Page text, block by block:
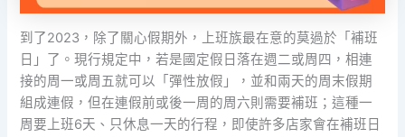
到了2023，除了關心假期外，上班族最在意的莫過於「補班
日」了。現行規定中，若是國定假日落在週二或周四，相連
接的周一或周五就可以「彈性放假」，並和兩天的周末假期
組成連假，但在連假前或後一周的周六則需要補班；這種一
周要上班6天、只休息一天的行程，即使許多店家會在補班日